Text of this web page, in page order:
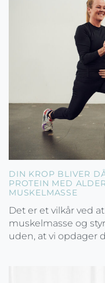
DIN KROP BLIVER
PROTEIN MED
MUSKELMASSE
Det er et vilkår ved
muskelmasse og
uden, at vi opdager